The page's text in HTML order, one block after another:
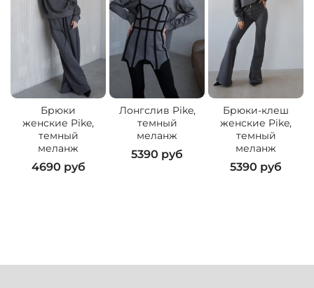
Брюки
женские Pike,
темный
меланж
4690 руб
Лонгслив Pike,
темный
меланж
5390 руб
Брюки-клеш
женские Pike,
темный
меланж
5390 руб